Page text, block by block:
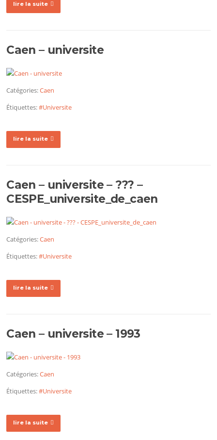
lire la suite
Caen – universite
Catégories:Caen
Étiquettes:#Universite
lire la suite
Caen – universite – ??? –
CESPE_universite_de_caen
Catégories:Caen
Étiquettes:#Universite
lire la suite
Caen – universite – 1993
Catégories:Caen
Étiquettes:#Universite
lire la suite